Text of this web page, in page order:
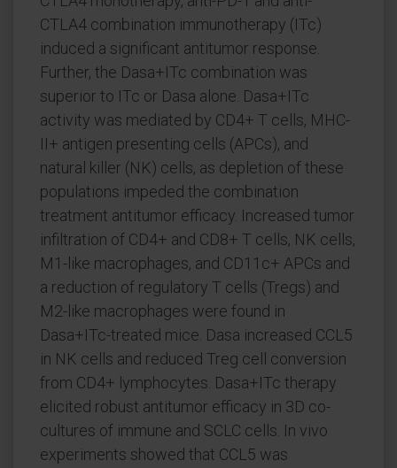
CTLA4 combination immunotherapy (ITc)
induced a significant antitumor response.
Further, the Dasa+ITc combination was
superior to ITc or Dasa alone. Dasa+ITc
activity was mediated by CD4+ T cells, MHC-
II+ antigen presenting cells (APCs), and
natural killer (NK) cells, as depletion of these
populations impeded the combination
treatment antitumor efficacy. Increased tumor
infiltration of CD4+ and CD8+ T cells, NK cells,
M1-like macrophages, and CD11c+ APCs and
a reduction of regulatory T cells (Tregs) and
M2-like macrophages were found in
Dasa+ITc-treated mice. Dasa increased CCL5
in NK cells and reduced Treg cell conversion
from CD4+ lymphocytes. Dasa+ITc therapy
elicited robust antitumor efficacy in 3D co-
cultures of immune and SCLC cells. In vivo
experiments showed that CCL5 was